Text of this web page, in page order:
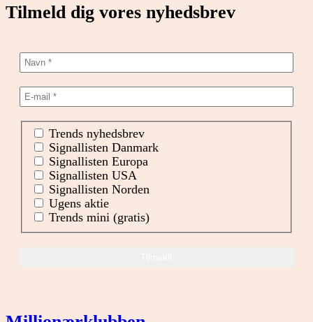
Tilmeld dig vores nyhedsbrev
Trends nyhedsbrev
Signallisten Danmark
Signallisten Europa
Signallisten USA
Signallisten Norden
Ugens aktie
Trends mini (gratis)